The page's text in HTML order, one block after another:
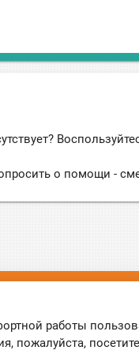
о помощи -
работы
пожалуйста,